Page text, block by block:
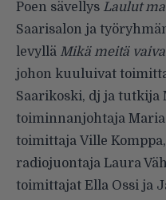
Poen sävellys Laulut
Saarisalon ja
levyllä Mikä meitä
johon kuuluivat
Saarikoski, dj ja
toiminnanjohtaja
toimittaja Ville
radiojuontaja Laura
toimittajat Ella Ossi ja